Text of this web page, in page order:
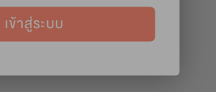
เข้าสู่ระบบ